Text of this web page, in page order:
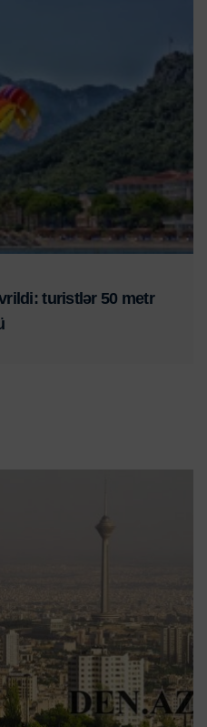
turistlər 50 metr